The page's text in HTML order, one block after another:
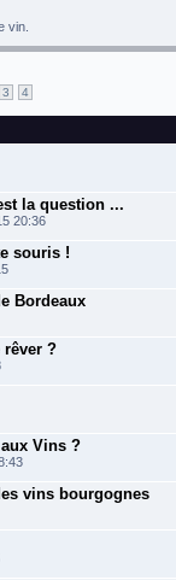
vin.
3 4
la question ...
20:36
souris !
Bordeaux
rêver ?
Vins ?
vins bourgognes